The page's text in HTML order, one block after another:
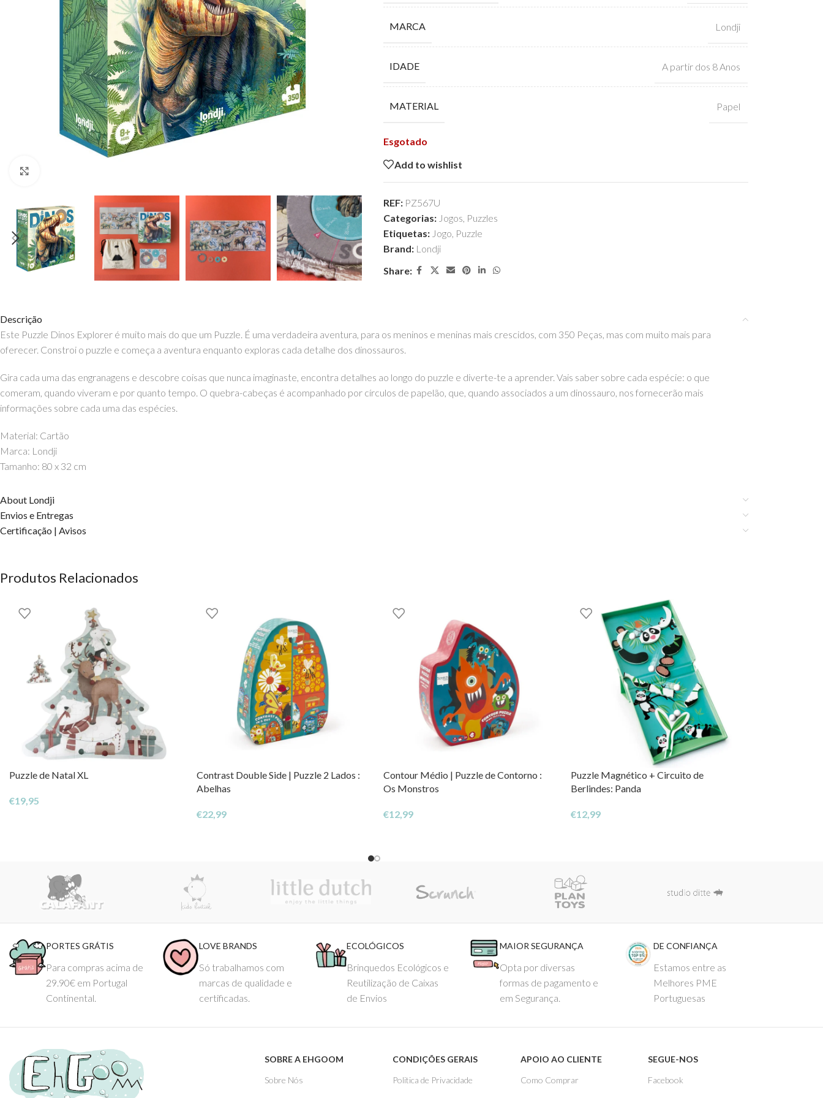
MARCA Londji
IDADE A partir dos 8 Anos
MATERIAL Papel
Esgotado
Add to wishlist
REF: PZ567U
Categorias: Jogos, Puzzles
Etiquetas: Jogo, Puzzle
Brand: Londji
Share:
Descrição
Este Puzzle Dinos Explorer é muito mais do que um Puzzle. É uma verdadeira aventura, para os meninos e meninas mais crescidos, com 350 Peças, mas com muito mais para
oferecer. Constroi o puzzle e começa a aventura enquanto exploras cada detalhe dos dinossauros.
Gira cada uma das engranagens e descobre coisas que nunca imaginaste, encontra detalhes ao longo do puzzle e diverte-te a aprender. Vais saber sobre cada espécie: o que
comeram, quando viveram e por quanto tempo. O quebra-cabeças é acompanhado por círculos de papelão, que, quando associados a um dinossauro, nos fornecerão mais
informações sobre cada uma das espécies.
Material: Cartão
Marca: Londji
Tamanho: 80 x 32 cm
About Londji
Envios e Entregas
Certificação | Avisos
Produtos Relacionados
Puzzle de Natal XL
€19,95
Contrast Double Side | Puzzle 2 Lados :
Abelhas
€22,99
Contour Médio | Puzzle de Contorno :
Os Monstros
€12,99
Puzzle Magnético + Circuito de
Berlindes: Panda
€12,99
PORTES GRÁTIS
Para compras acima de
29.90€ em Portugal
Continental.
LOVE BRANDS
Só trabalhamos com
marcas de qualidade e
certificadas.
ECOLÓGICOS
Brinquedos Ecológicos e
Reutilização de Caixas
de Envios
MAIOR SEGURANÇA
Opta por diversas
formas de pagamento e
em Segurança.
DE CONFIANÇA
Estamos entre as
Melhores PME
Portuguesas
SOBRE A EHGOOM
Sobre Nós
CONDIÇÕES GERAIS
Politica de Privacidade
APOIO AO CLIENTE
Como Comprar
SEGUE-NOS
Facebook